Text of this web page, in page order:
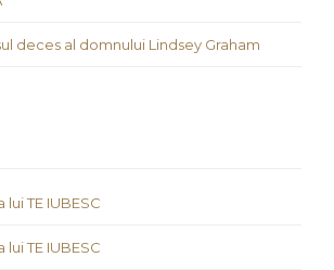
deces al domnului Lindsey Graham
lui TE IUBESC
lui TE IUBESC